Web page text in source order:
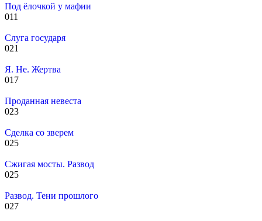
Под ёлочкой у мафии
011
Слуга государя
021
Я. Не. Жертва
017
Проданная невеста
023
Сделка со зверем
025
Сжигая мосты. Развод
025
Развод. Тени прошлого
027